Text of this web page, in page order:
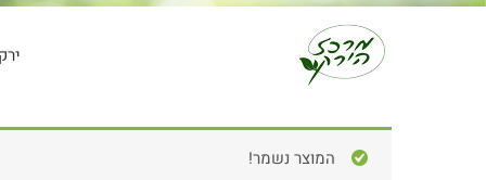
המוצר נשמר!